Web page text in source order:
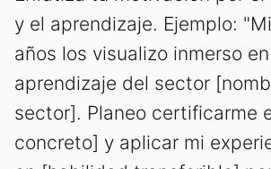
y el aprendizaje. Ejemplo:
años los visualizo inmerso
aprendizaje del sector
sector]. Planeo certificarme
concreto] y aplicar mi